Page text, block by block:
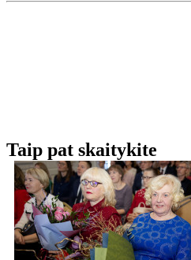
Taip pat skaitykite